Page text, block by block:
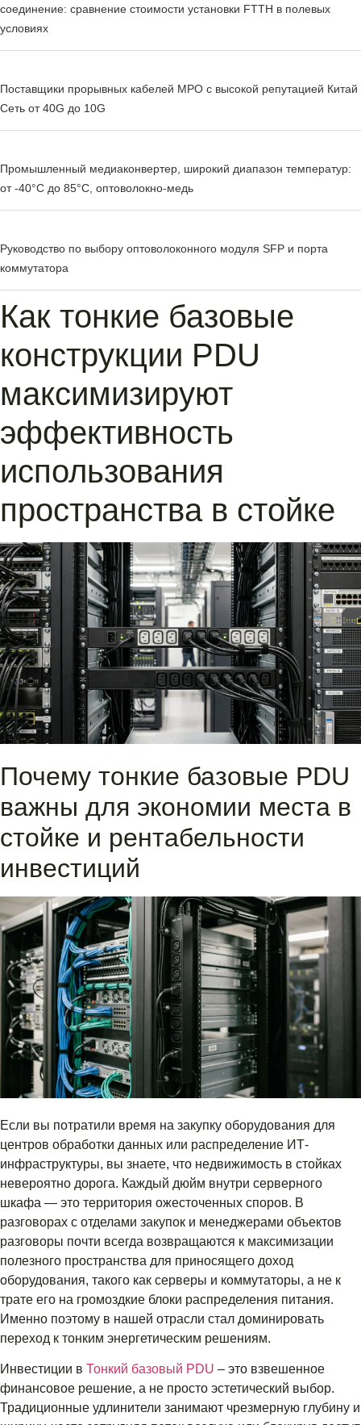
соединение: сравнение стоимости установки FTTH в полевых
условиях
Поставщики прорывных кабелей MPO с высокой репутацией Китай
Сеть от 40G до 10G
Промышленный медиаконвертер, широкий диапазон температур:
от -40°C до 85°C, оптоволокно-медь
Руководство по выбору оптоволоконного модуля SFP и порта
коммутатора
Как тонкие базовые
конструкции PDU
максимизируют
эффективность
использования
пространства в стойке
Почему тонкие базовые PDU
важны для экономии места в
стойке и рентабельности
инвестиций
Если вы потратили время на закупку оборудования для
центров обработки данных или распределение ИТ-
инфраструктуры, вы знаете, что недвижимость в стойках
невероятно дорога. Каждый дюйм внутри серверного
шкафа — это территория ожесточенных споров. В
разговорах с отделами закупок и менеджерами объектов
разговоры почти всегда возвращаются к максимизации
полезного пространства для приносящего доход
оборудования, такого как серверы и коммутаторы, а не к
трате его на громоздкие блоки распределения питания.
Именно поэтому в нашей отрасли стал доминировать
переход к тонким энергетическим решениям.
Инвестиции в Тонкий базовый PDU – это взвешенное
финансовое решение, а не просто эстетический выбор.
Традиционные удлинители занимают чрезмерную глубину и